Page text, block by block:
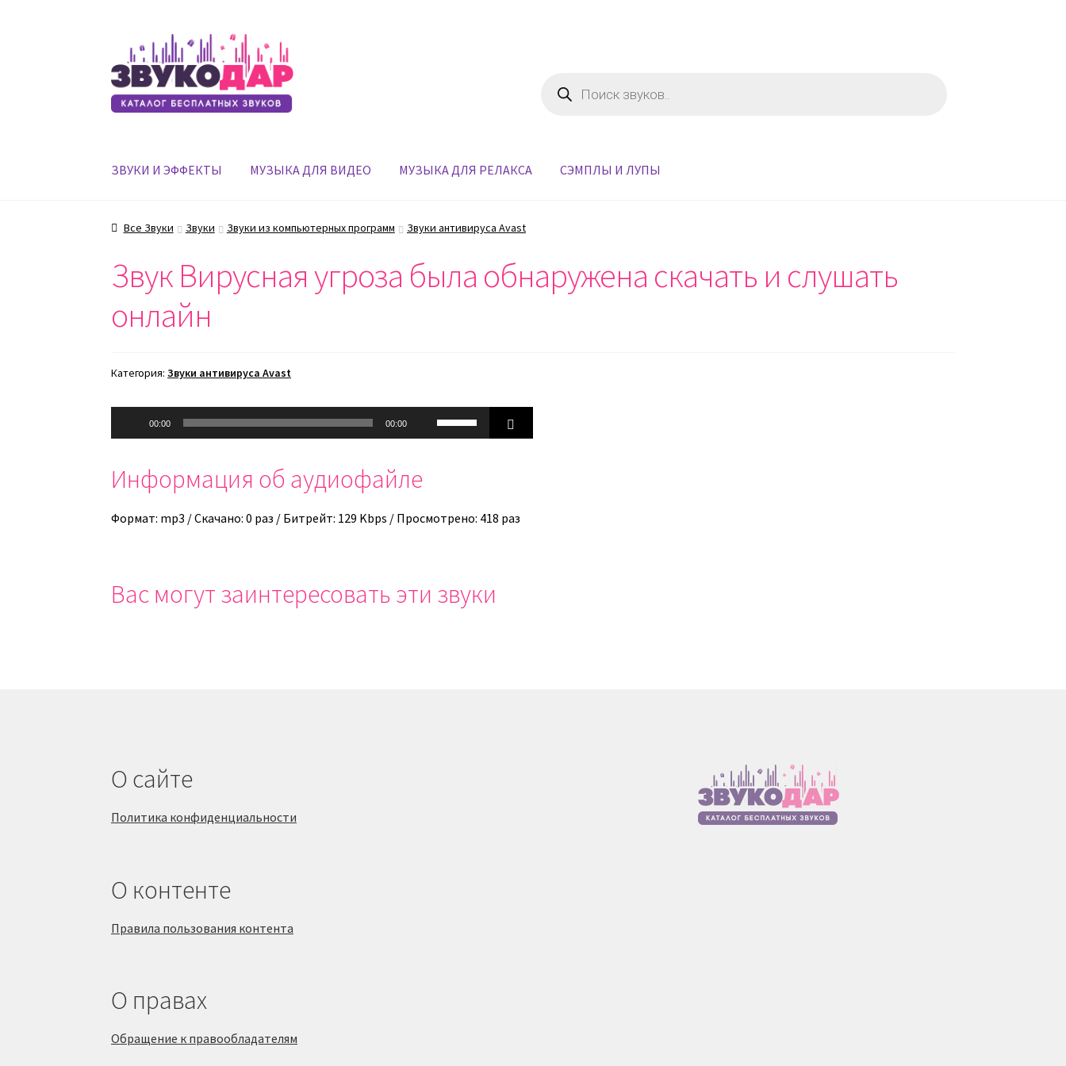
Перейти
к
навигации
Перейти
к
содержимому
товаров
ЗВУКИ И ЭФФЕКТЫ МУЗЫКА ДЛЯ ВИДЕО МУЗЫКА ДЛЯ РЕЛАКСА СЭМПЛЫ И ЛУПЫ
Все Звуки Звуки Звуки из компьютерных программ Звуки антивируса Avast
Звук Вирусная угроза была обнаружена скачать и слушать
онлайн
Категория:Звуки антивируса Avast
00:00 00:00
Используйте
клавиши
увеличить
Информация об аудиофайле
Формат: mp3 / Скачано: 0 раз / Битрейт: 129 Kbps / Просмотрено: 418 раз
Вас могут заинтересовать эти звуки
О сайте
Политика конфиденциальности
О контенте
Правила пользования контента
О правах
Обращение к правообладателям